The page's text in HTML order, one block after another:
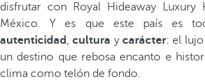
disfrutar con Royal Hideaway Luxury
México. Y es que este país es
autenticidad ,cultura ycarácter: el
un destino que rebosa encanto e
clima como telón de fondo.